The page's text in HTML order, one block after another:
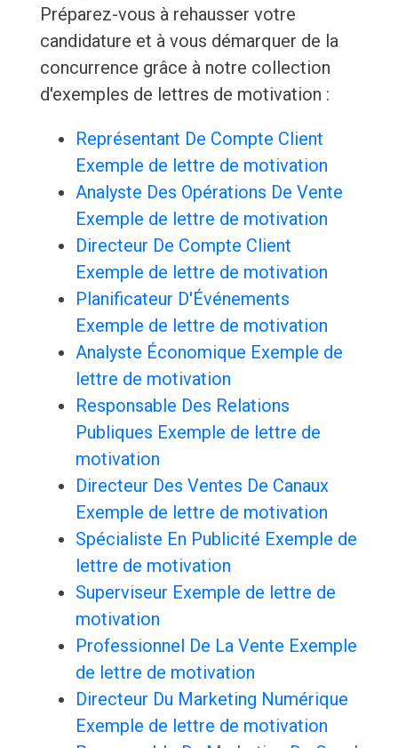
Préparez-vous à rehausser votre
candidature et à vous démarquer de la
concurrence grâce à notre collection
d'exemples de lettres de motivation :
Représentant De Compte Client
Exemple de lettre de motivation
Analyste Des Opérations De Vente
Exemple de lettre de motivation
Directeur De Compte Client
Exemple de lettre de motivation
Planificateur D'Événements
Exemple de lettre de motivation
Analyste Économique Exemple de
lettre de motivation
Responsable Des Relations
Publiques Exemple de lettre de
motivation
Directeur Des Ventes De Canaux
Exemple de lettre de motivation
Spécialiste En Publicité Exemple de
lettre de motivation
Superviseur Exemple de lettre de
motivation
Professionnel De La Vente Exemple
de lettre de motivation
Directeur Du Marketing Numérique
Exemple de lettre de motivation